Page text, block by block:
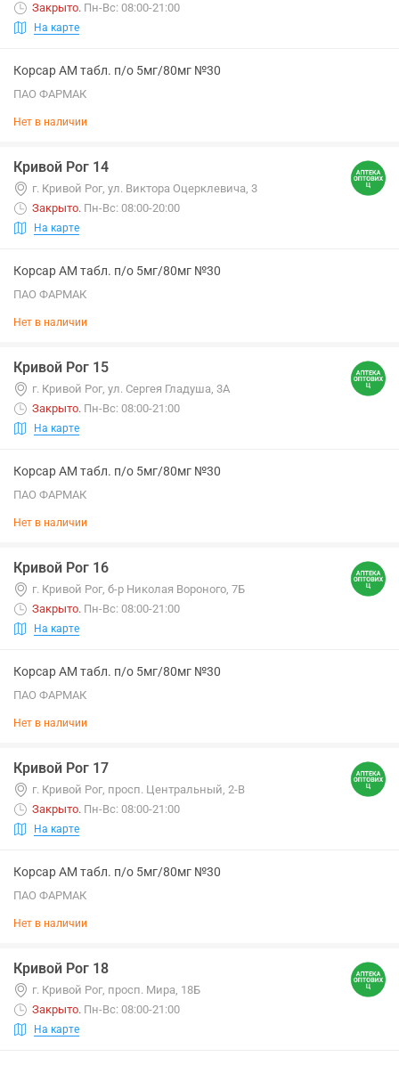
Закрыто. Пн-Вс: 08:00-21:00
На карте
Корсар АМ табл. п/о 5мг/80мг №30
ПАО ФАРМАК
Нет в наличии
Кривой Рог 14
г. Кривой Рог, ул. Виктора Оцерклевича, 3
Закрыто. Пн-Вс: 08:00-20:00
На карте
Корсар АМ табл. п/о 5мг/80мг №30
ПАО ФАРМАК
Нет в наличии
Кривой Рог 15
г. Кривой Рог, ул. Сергея Гладуша, 3А
Закрыто. Пн-Вс: 08:00-21:00
На карте
Корсар АМ табл. п/о 5мг/80мг №30
ПАО ФАРМАК
Нет в наличии
Кривой Рог 16
г. Кривой Рог, б-р Николая Вороного, 7Б
Закрыто. Пн-Вс: 08:00-21:00
На карте
Корсар АМ табл. п/о 5мг/80мг №30
ПАО ФАРМАК
Нет в наличии
Кривой Рог 17
г. Кривой Рог, просп. Центральный, 2-В
Закрыто. Пн-Вс: 08:00-21:00
На карте
Корсар АМ табл. п/о 5мг/80мг №30
ПАО ФАРМАК
Нет в наличии
Кривой Рог 18
г. Кривой Рог, просп. Мира, 18Б
Закрыто. Пн-Вс: 08:00-21:00
На карте